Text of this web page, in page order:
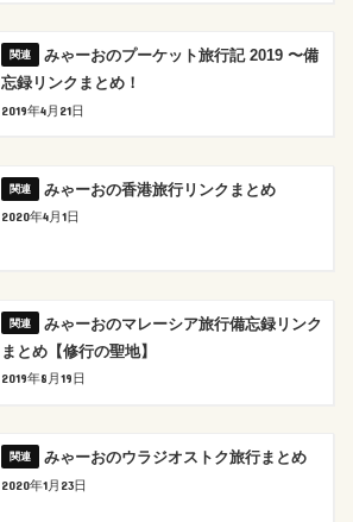
みゃーおのプーケット旅行記 2019 〜備
忘録リンクまとめ！
2019年4月21日
みゃーおの香港旅行リンクまとめ
2020年4月1日
みゃーおのマレーシア旅行備忘録リンク
まとめ【修行の聖地】
2019年8月19日
みゃーおのウラジオストク旅行まとめ
2020年1月23日